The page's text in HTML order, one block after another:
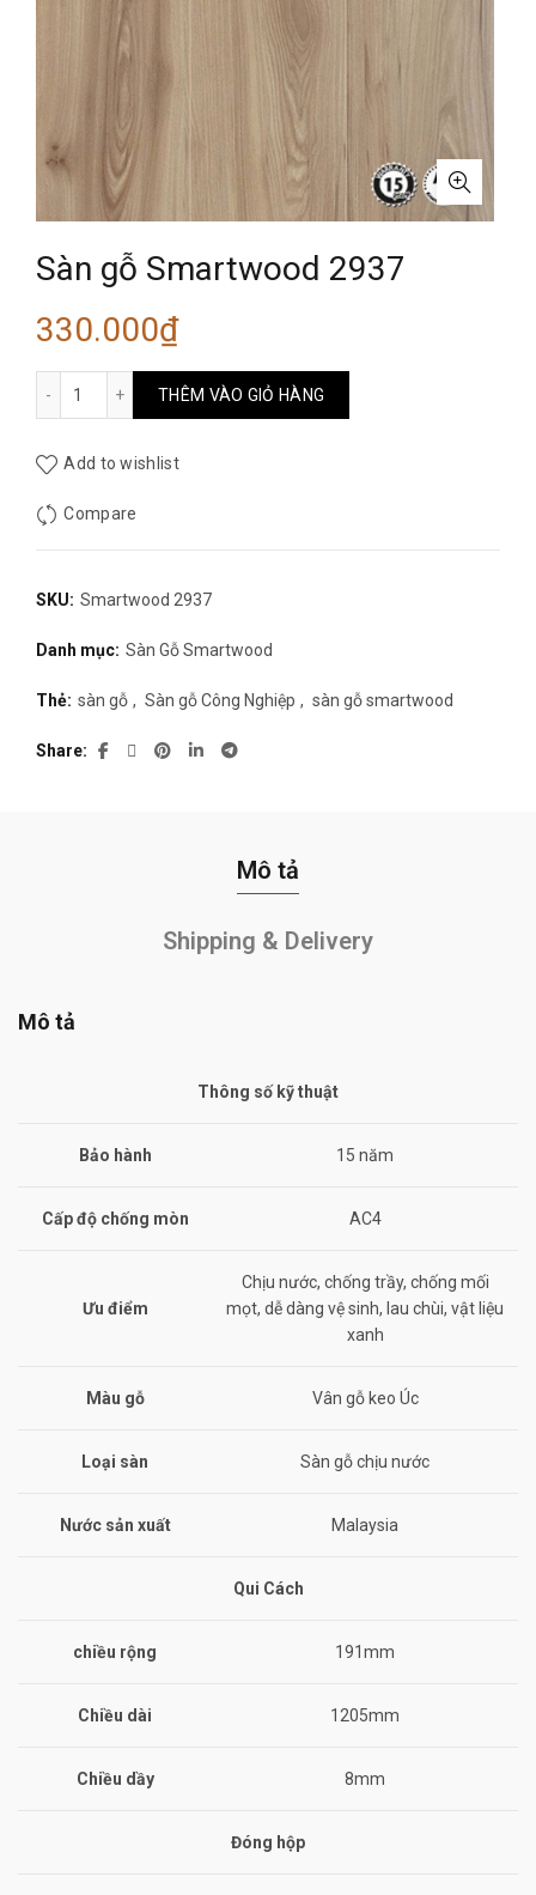
Sàn gỗ Smartwood 2937
330.000₫
Sàn gỗ Smartwood 2937 số lượng
THÊM VÀO GIỎ HÀNG
Add to wishlist
Compare
SKU: Smartwood 2937
Danh mục: Sàn Gỗ Smartwood
Thẻ: sàn gỗ , Sàn gỗ Công Nghiệp , sàn gỗ smartwood
Share
Mô tả
Shipping & Delivery
Mô tả
Thông số kỹ thuật
Bảo hành 15 năm
Cấp độ chống mòn AC4
Ưu điểm
Chịu nước, chống trầy, chống mối
mọt, dễ dàng vệ sinh, lau chùi, vật liệu
xanh
Màu gỗ Vân gỗ keo Úc
Loại sàn Sàn gỗ chịu nước
Nước sản xuất Malaysia
Qui Cách
chiều rộng 191mm
Chiều dài 1205mm
Chiều dầy 8mm
Đóng hộp